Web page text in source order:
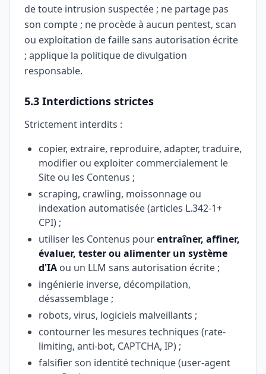
de toute intrusion suspectée ; ne partage pas
son compte ; ne procède à aucun pentest, scan
ou exploitation de faille sans autorisation écrite
; applique la politique de divulgation
responsable.
5.3 Interdictions strictes
Strictement interdits :
copier, extraire, reproduire, adapter, traduire,
modifier ou exploiter commercialement le
Site ou les Contenus ;
scraping, crawling, moissonnage ou
indexation automatisée (articles L.342-1+
CPI) ;
utiliser les Contenus pourentraîner, affiner,
évaluer, tester ou alimenter un système
d'IA ou un LLM sans autorisation écrite ;
ingénierie inverse, décompilation,
désassemblage ;
robots, virus, logiciels malveillants ;
contourner les mesures techniques (rate-
limiting, anti-bot, CAPTCHA, IP) ;
falsifier son identité technique (user-agent